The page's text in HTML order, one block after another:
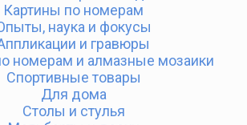
Картины по номерам
наука и фокусы
и гравюры
номерам и алмазные мозаики
Спортивные товары
Для дома
Столы и стулья